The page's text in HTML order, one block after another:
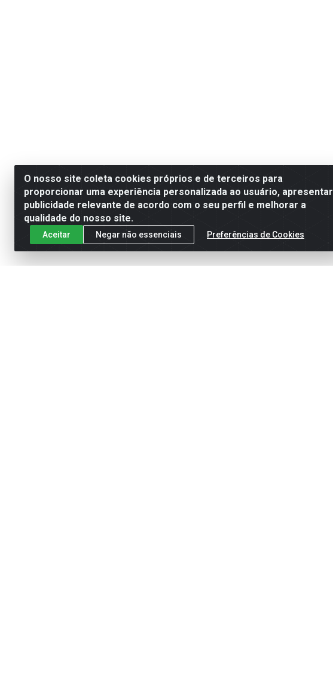
O nosso site coleta cookies próprios e de terceiros para
proporcionar uma experiência personalizada ao usuário, apresentar
publicidade relevante de acordo com o seu perfil e melhorar a
qualidade do nosso site.
Aceitar Negar não essenciais Preferências de Cookies